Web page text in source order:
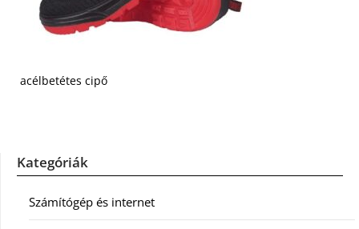
acélbetétes cipő
Kategóriák
Számítógép és internet